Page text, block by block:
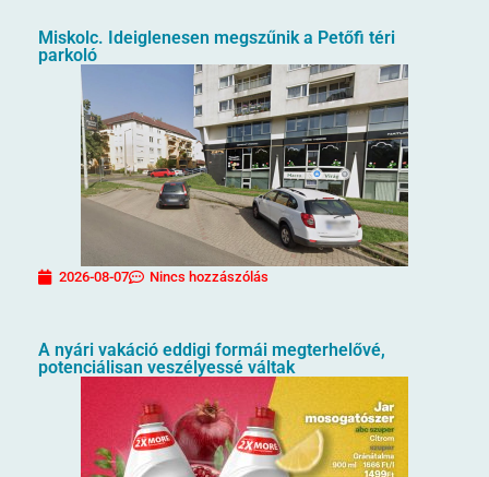
Miskolc. Ideiglenesen megszűnik a Petőfi téri
parkoló
2026-08-07 Nincs hozzászólás
A nyári vakáció eddigi formái megterhelővé,
potenciálisan veszélyessé váltak